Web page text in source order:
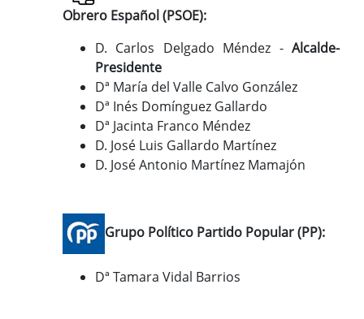
Fiestas
Población
Correo-e gratis
Códigos para FACe
Obrero Español (PSOE):
D. Carlos Delgado Méndez - Alcalde-
Presidente
Dª María del Valle Calvo González
Dª Inés Domínguez Gallardo
Dª Jacinta Franco Méndez
D. José Luis Gallardo Martínez
D. José Antonio Martínez Mamajón
Grupo Político Partido Popular (PP):
Dª Tamara Vidal Barrios